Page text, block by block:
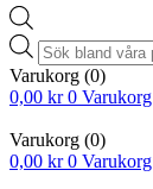
Products
search
Varukorg (0)
0,00 kr 0 Varukorg
Varukorg (0)
0,00 kr 0 Varukorg